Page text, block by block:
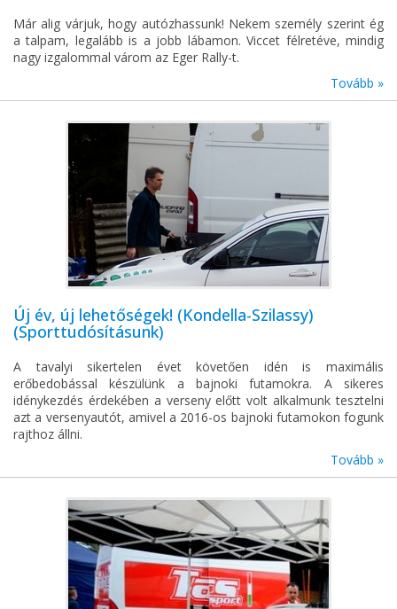
Már alig várjuk, hogy autózhassunk! Nekem személy szerint ég
a talpam, legalább is a jobb lábamon. Viccet félretéve, mindig
nagy izgalommal várom az Eger Rally-t.
Tovább »
Új év, új lehetőségek! (Kondella-Szilassy)
(Sporttudósításunk)
A tavalyi sikertelen évet követően idén is maximális
erőbedobással készülünk a bajnoki futamokra. A sikeres
idénykezdés érdekében a verseny előtt volt alkalmunk tesztelni
azt a versenyautót, amivel a 2016-os bajnoki futamokon fogunk
rajthoz állni.
Tovább »